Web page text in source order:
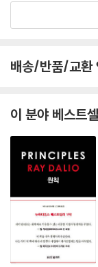
이라는 선물을 되돌
74쪽)인 것이다. 기업
호근 교수(서울대 사
을 뛰는 경영인 중에
냉혹한 자본주의적
숨 가쁘게 뛰었던 기
‘기계론적 이성주의
으로 몰고 갈 것임을
구한다. 시장은 인류
급의 각축만이 아니
정서, 천수관음보살
것이 바로 ‘보이지 않
배송/반품/교환
이 분야 베스트